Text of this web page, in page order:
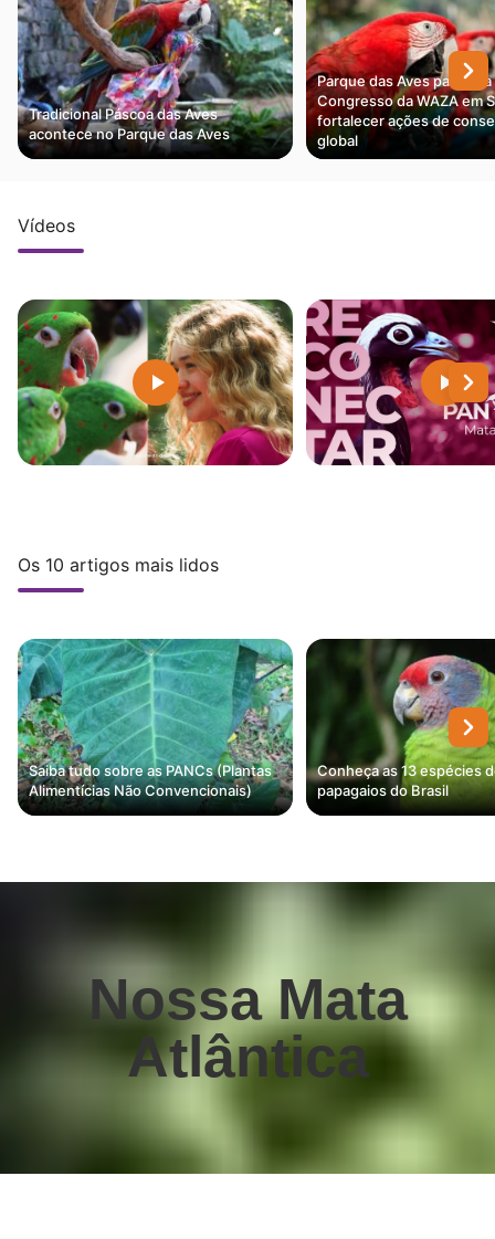
Tradicional Páscoa das Aves
acontece no Parque das Aves
Parque das Aves participa
Congresso da WAZA em
fortalecer ações de
global
Vídeos
Os 10 artigos mais lidos
Saiba tudo sobre as PANCs (Plantas
Alimentícias Não Convencionais)
Conheça as 13 espécies
papagaios do Brasil
Nossa Mata
Atlântica